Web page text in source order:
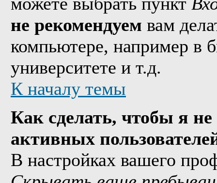
не рекомендуем вам
компьютере, например в
университете и т.д.
К началу темы
Как сделать, чтобы я
активных
В настройках вашего